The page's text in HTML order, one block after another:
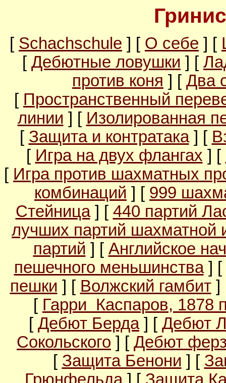
[ Schachschule ] [ О себе ] [
[ Дебютные ловушки ] [
против коня ] [ Два
[ Пространственный
линии ] [ Изолированная
[ Защита и контратака] [
[ Игра на двух флангах ] [
[ Игра против шахматных
комбинаций ] [ 999
Стейница] [ 440 партий
лучших партий шахматной
партий ] [ Английское
пешечного меньшинства] [
пешки ] [ Волжский гамбит]
[ Гарри Каспаров, 1878
[ Дебют Берда] [ Дебют
Сокольского ] [ Дебют
[ Защита Бенони ] [